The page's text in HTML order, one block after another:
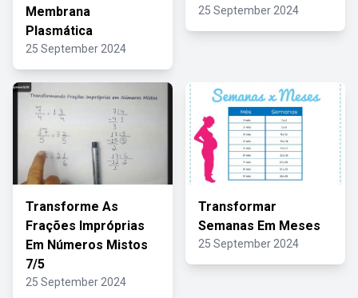
Membrana
Plasmática
25 September 2024
25 September 2024
Transforme As
Frações Impróprias
Em Números Mistos
7/5
25 September 2024
Transformar
Semanas Em Meses
25 September 2024